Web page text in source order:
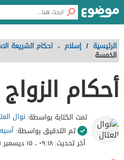
الرئيسية / إسلام ، احكام الشريعة
الخمسة
أحكام
تمت الكتابة بواسطة: نوال
تم التدقيق بواسطة:
آخر تحديث:٠٩:١٨ ، ١٥ ديسمبر ٢٠٢١